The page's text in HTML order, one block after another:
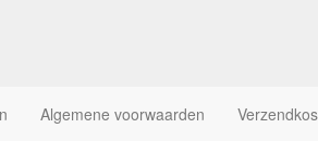
Algemene voorwaarden